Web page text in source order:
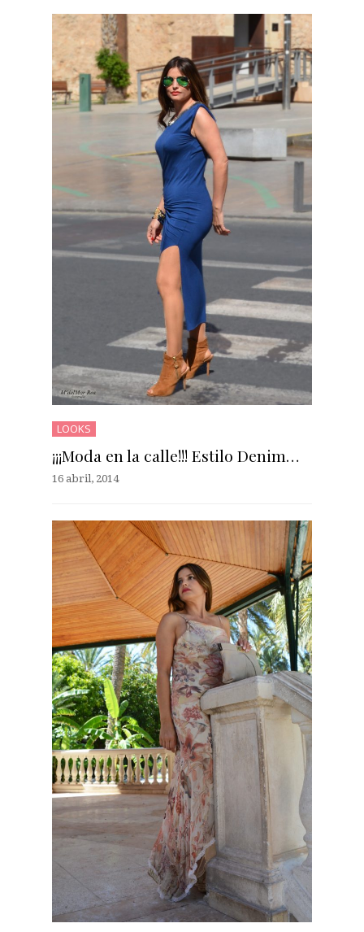
LOOKS
¡¡¡Moda en la calle!!! Estilo Denim…
16 abril, 2014